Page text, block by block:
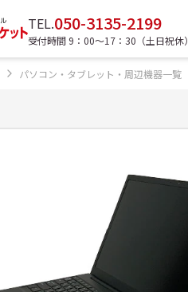
TEL.050-3135-2199
受付時間 9：00〜17：30（土日祝休）
パソコン・タブレット・周辺機器一覧